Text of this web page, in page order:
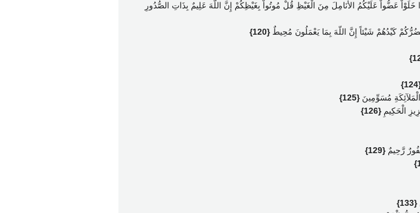
خَلَوْاْ عَضُّواْ عَلَيْكُمُ الأَنَامِلَ مِنَ الْغَيْظِ قُلْ مُوتُواْ بِغَيْظِكُمْ إِنَّ اللّهَ عَلِيمٌ بِذَاتِ الصُّدُورِ
كَيْدُهُمْ شَيْئاً إِنَّ اللّهَ بِمَا يَعْمَلُونَ مُحِيطٌ{120}
مُسَوِّمِينَ{125}
الْحَكِيمِ{126}
رَّحِيمٌ{129}
{133}